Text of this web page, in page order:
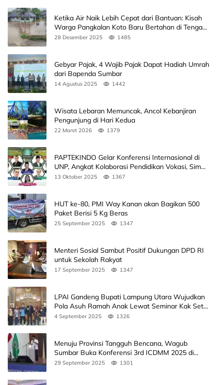
Ketika Air Naik Lebih Cepat dari Bantuan: Kisah
Warga Pangkalan Koto Baru Bertahan di Tengah
Banjir
28 Desember 2025 1485
Gebyar Pajak, 4 Wajib Pajak Dapat Hadiah Umrah
dari Bapenda Sumbar
14 Agustus 2025 1442
Wisata Lebaran Memuncak, Ancol Kebanjiran
Pengunjung di Hari Kedua
22 Maret 2026 1379
PAPTEKINDO Gelar Konferensi Internasional di
UNP, Angkat Kolaborasi Pendidikan Vokasi, Simak
Agendanya
13 Oktober 2025 1367
HUT ke-80, PMI Way Kanan akan Bagikan 500
Paket Berisi 5 Kg Beras
25 September 2025 1347
Menteri Sosial Sambut Positif Dukungan DPD RI
untuk Sekolah Rakyat
17 September 2025 1347
LPAI Gandeng Bupati Lampung Utara Wujudkan
Pola Asuh Ramah Anak Lewat Seminar Kak Seto,
Ini Jadwalnya
4 September 2025 1326
Menuju Provinsi Tangguh Bencana, Wagub
Sumbar Buka Konferensi 3rd ICDMM 2025 di
Unand
29 September 2025 1301